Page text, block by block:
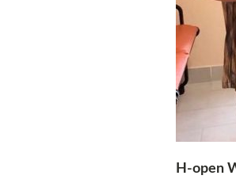
H-open